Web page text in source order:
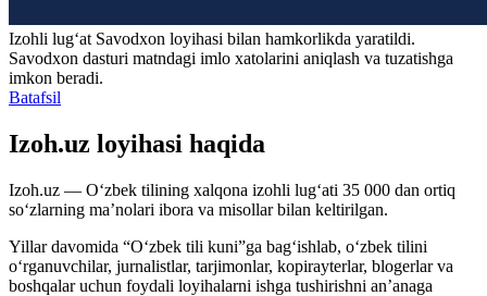
Izohli lugʻat Savodxon loyihasi bilan hamkorlikda yaratildi.
Savodxon dasturi matndagi imlo xatolarini aniqlash va tuzatishga
imkon beradi.
Batafsil
Izoh.uz loyihasi haqida
Izoh.uz — O‘zbek tilining xalqona izohli lug‘ati 35 000 dan ortiq
so‘zlarning ma’nolari ibora va misollar bilan keltirilgan.
Yillar davomida “O‘zbek tili kuni”ga bag‘ishlab, o‘zbek tilini
o‘rganuvchilar, jurnalistlar, tarjimonlar, kopirayterlar, blogerlar va
boshqalar uchun foydali loyihalarni ishga tushirishni an’anaga